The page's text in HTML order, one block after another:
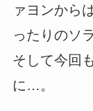
ァヨンから
ったりのソラ
そして今回
に…。